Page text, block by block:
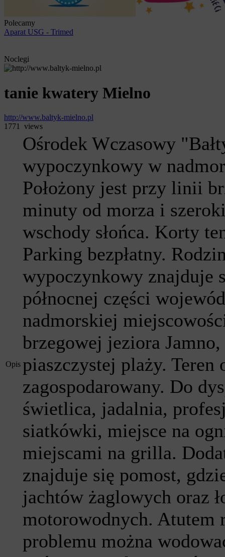
Polecamy
Aparat USG - Trimed
Noclegi
tanie kwatery Mielno
http://www.baltyk-mielno.pl
1771 views
Opis
Ośrodek Wczasowy
wypoczynkowy w
Położony jest przy linii
minuty od morza i
wschody słońca. Korty
Parking bezpłatny.
wypoczynkowy znajduje
północnej części
nadmorskiej
brzegowej jeziora
piaszczystej plaży. Teren
zagospodarowany. Do
świetlica, jadalnia,
siatkówki, miejsce na
miejscami na grilla.
znajduje się pomost,
jachtów żaglowych oraz
motorowodnych. Atutem
problemu można